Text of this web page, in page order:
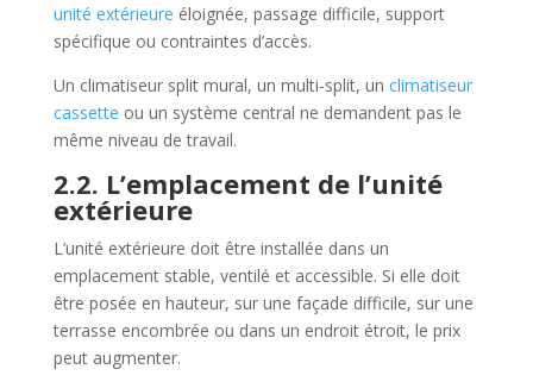
unité extérieure éloignée, passage difficile, support
spécifique ou contraintes d’accès.
Un climatiseur split mural, un multi-split, un climatiseur
cassette ou un système central ne demandent pas le
même niveau de travail.
2.2. L’emplacement de l’unité
extérieure
L’unité extérieure doit être installée dans un
emplacement stable, ventilé et accessible. Si elle doit
être posée en hauteur, sur une façade difficile, sur une
terrasse encombrée ou dans un endroit étroit, le prix
peut augmenter.